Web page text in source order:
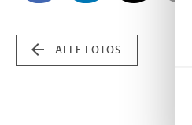
ALLE FOTOS